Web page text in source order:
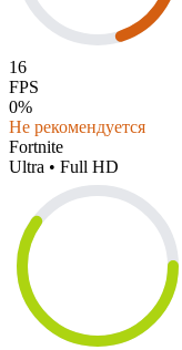
16
FPS
0%
Не рекомендуется
Fortnite
Ultra • Full HD